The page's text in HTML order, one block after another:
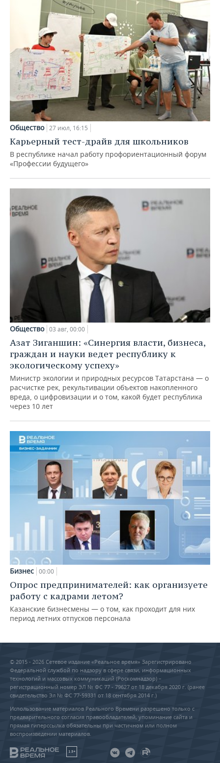
Общество 27 июл, 16:15
Карьерный тест-драйв для школьников
В республике начал работу профориентационный форум
«Профессии будущего»
Общество 03 авг, 00:00
Азат Зиганшин: «Синергия власти, бизнеса,
граждан и науки ведет республику к
экологическому успеху»
Министр экологии и природных ресурсов Татарстана — о
расчистке рек, рекультивации объектов накопленного
вреда, о цифровизации и о том, какой будет республика
через 10 лет
Бизнес 00:00
Опрос предпринимателей: как организуете
работу с кадрами летом?
Казанские бизнесмены — о том, как проходит для них
период летних отпусков персонала
© 2015 - 2026 Сетевое издание «Реальное время» Зарегистрировано
Федеральной службой по надзору в сфере связи, информационных
технологий и массовых коммуникаций (Роскомнадзор) –
регистрационный номер ЭЛ № ФС 77 - 79627 от 18 декабря 2020 г. (ранее
свидетельство Эл № ФС 77-59331 от 18 сентября 2014 г.)
Использование материалов Реального Времени разрешено только с
предварительного согласия правообладателей, упоминание сайта и
прямая гиперссылка обязательны при частичном или полном
воспроизведении материалов.
18+